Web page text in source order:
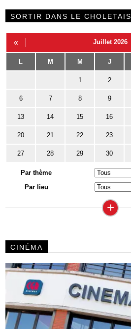
SORTIR DANS LE CHOLETAIS
« Juillet 2026
L M M J
1 2
6 7 8 9
13 14 15 16
20 21 22 23
27 28 29 30
Par thème
Par lieu
+
CINÉMA